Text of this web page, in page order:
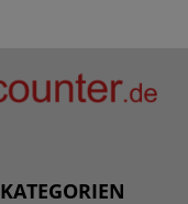
KATEGORIEN